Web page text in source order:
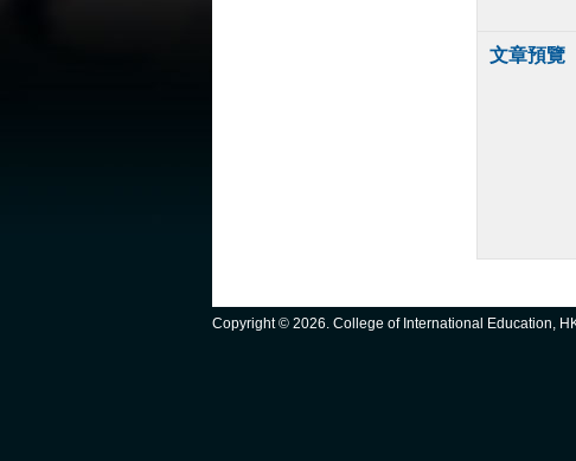
文章預覽
Copyright © 2026. College of International Education,